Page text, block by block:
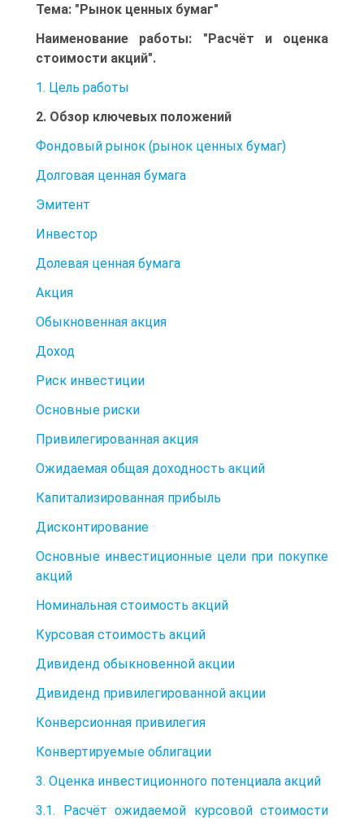
Тема: "Рынок ценных бумаг"
Наименование работы: "Расчёт и оценка
стоимости акций".
1. Цель работы
2. Обзор ключевых положений
Фондовый рынок (рынок ценных бумаг)
Долговая ценная бумага
Эмитент
Инвестор
Долевая ценная бумага
Акция
Обыкновенная акция
Доход
Риск инвестиции
Основные риски
Привилегированная акция
Ожидаемая общая доходность акций
Капитализированная прибыль
Дисконтирование
Основные инвестиционные цели при покупке
акций
Номинальная стоимость акций
Курсовая стоимость акций
Дивиденд обыкновенной акции
Дивиденд привилегированной акции
Конверсионная привилегия
Конвертируемые облигации
3. Оценка инвестиционного потенциала акций
3.1. Расчёт ожидаемой курсовой стоимости